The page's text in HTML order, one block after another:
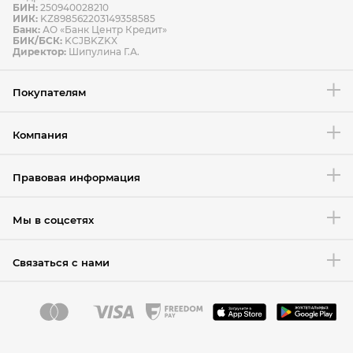
Условия возврата товара
БИН: 250940028210
ИИК: KZ898562203149358585
Банк: АО «Банк Центр Кредит»
БИК/БСК: KCJBKZKX
Директор: Шипулина Г.А.
Покупателям
Компания
Правовая информация
Мы в соцсетях
Связаться с нами